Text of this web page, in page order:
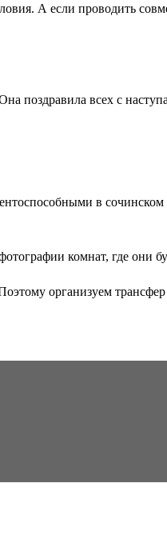
А если проводить
поздравила всех с
в
комнат, где они
организуем